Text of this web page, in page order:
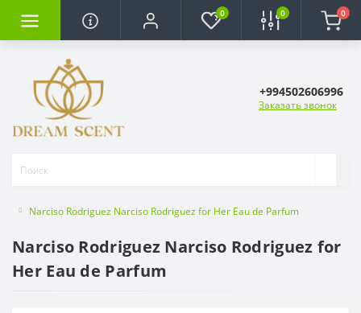
0 0 0
+994502606996
Заказать звонок
Narciso Rodriguez Narciso Rodriguez for Her Eau de Parfum
Narciso Rodriguez Narciso Rodriguez for
Her Eau de Parfum